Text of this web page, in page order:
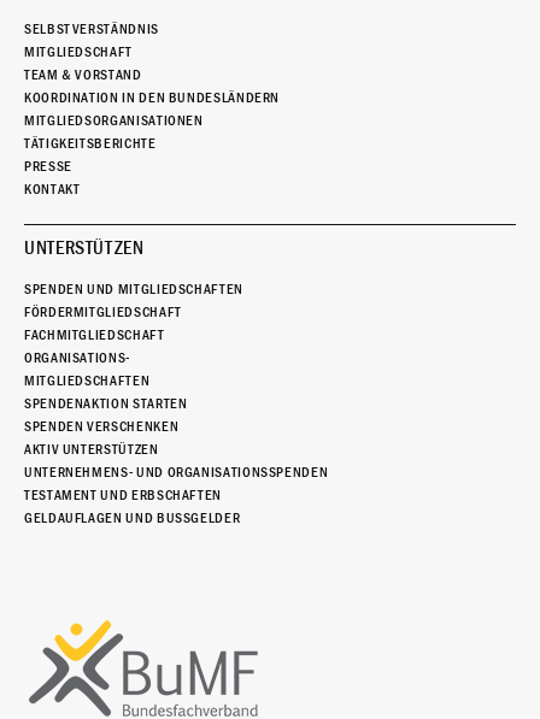
SELBSTVERSTÄNDNIS
MITGLIEDSCHAFT
TEAM & VORSTAND
KOORDINATION IN DEN BUNDESLÄNDERN
MITGLIEDSORGANISATIONEN
TÄTIGKEITSBERICHTE
PRESSE
KONTAKT
UNTERSTÜTZEN
SPENDEN UND MITGLIEDSCHAFTEN
FÖRDERMITGLIEDSCHAFT
FACHMITGLIEDSCHAFT
ORGANISATIONS-
MITGLIEDSCHAFTEN
SPENDENAKTION STARTEN
SPENDEN VERSCHENKEN
AKTIV UNTERSTÜTZEN
UNTERNEHMENS- UND ORGANISATIONSSPENDEN
TESTAMENT UND ERBSCHAFTEN
GELDAUFLAGEN UND BUSSGELDER